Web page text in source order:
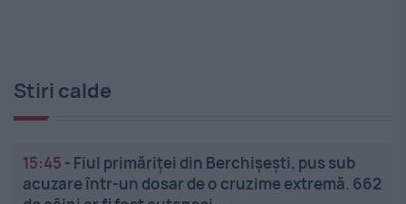
Stiri calde
15:45 - Fiul primăriței din Berchișești, pus sub
acuzare într-un dosar de o cruzime extremă. 662